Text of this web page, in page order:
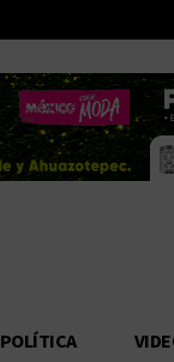
POLÍTICA